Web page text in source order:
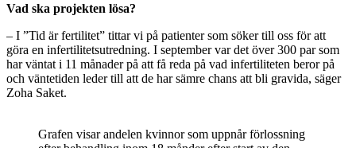
Vad ska projekten lösa?
– I ”Tid är fertilitet” tittar vi på patienter som söker till oss för att
göra en infertilitetsutredning. I september var det över 300 par som
har väntat i 11 månader på att få reda på vad infertiliteten beror på
och väntetiden leder till att de har sämre chans att bli gravida, säger
Zoha Saket.
Grafen visar andelen kvinnor som uppnår förlossning